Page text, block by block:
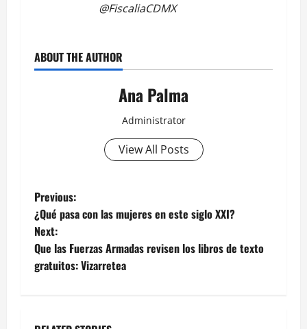
@FiscaliaCDMX
ABOUT THE AUTHOR
Ana Palma
Administrator
View All Posts
Post
navigation
Previous:
¿Qué pasa con las mujeres en este siglo XXI?
Next:
Que las Fuerzas Armadas revisen los libros de texto
gratuitos: Vizarretea